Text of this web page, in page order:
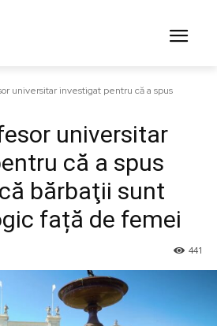
universitar investigat pentru că a spus
universitar
că a spus
bărbaţii sunt
față de femei
441